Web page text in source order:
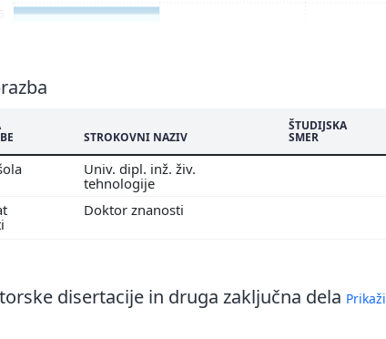
STROKOVNI NAZIV
ŠTUDIJSKA
SMER
Univ. dipl. inž. živ.
tehnologije
Doktor znanosti
disertacije in druga zaključna dela Prikaži